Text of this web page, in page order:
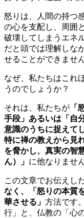
怒りは、人間の持つ
の心を支配し、周囲
破壊してしまうエネ
だと頭では理解しな
せることができません
なぜ、私たちはこれ
うのでしょうか？
それは、私たちが 「
手段」あるいは「自
意識のうちに捉えて
特に禅の教えから見
を脅かし、真実の智
ん）」 に他なりません
この文章でお伝えし
なく、「怒りの本質
華させる」 方法です
行」と、仏教の「心